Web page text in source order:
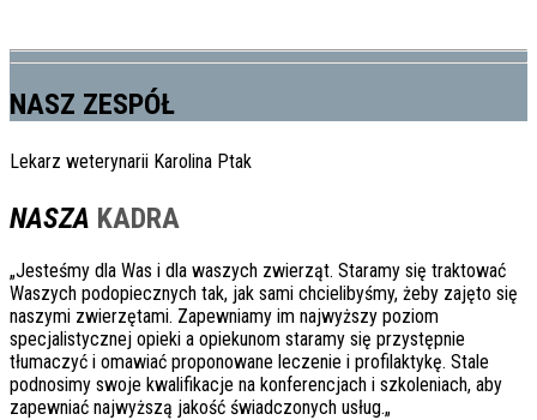
NASZ ZESPÓŁ
Lekarz weterynarii Karolina Ptak
NASZA KADRA
„Jesteśmy dla Was i dla waszych zwierząt. Staramy się traktować
Waszych podopiecznych tak, jak sami chcielibyśmy, żeby zajęto się
naszymi zwierzętami. Zapewniamy im najwyższy poziom
specjalistycznej opieki a opiekunom staramy się przystępnie
tłumaczyć i omawiać proponowane leczenie i profilaktykę. Stale
podnosimy swoje kwalifikacje na konferencjach i szkoleniach, aby
zapewniać najwyższą jakość świadczonych usług.„